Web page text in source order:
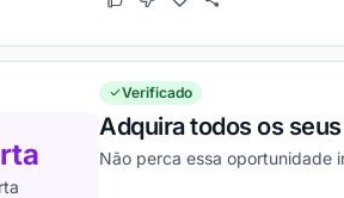
Este cupom funcionou
Este cupom não funcionou
Verificado
Adquira todos os
Não perca essa oportunidade